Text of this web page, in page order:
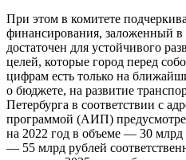
При этом в комитете
финансирования, заложенный
достаточен для устойчивого
целей, которые город перед
цифрам есть только на
о бюджете, на развитие
Петербурга в соответствии с
программой (АИП)
на 2022 год в объеме — 30
— 55 млрд рублей